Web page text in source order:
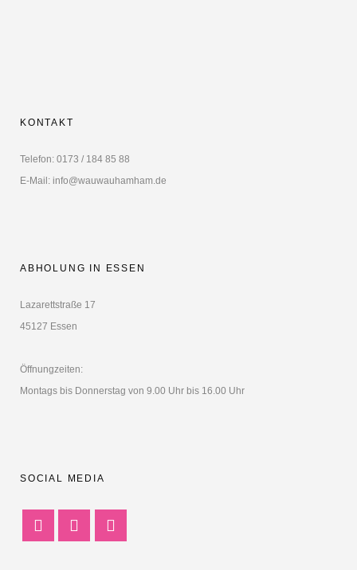
KONTAKT
Telefon: 0173 / 184 85 88
E-Mail: info@wauwauhamham.de
ABHOLUNG IN ESSEN
Lazarettstraße 17
45127 Essen
Öffnungzeiten:
Montags bis Donnerstag von 9.00 Uhr bis 16.00 Uhr
SOCIAL MEDIA